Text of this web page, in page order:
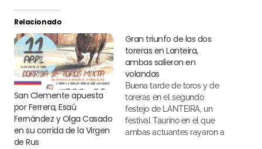
Relacionado
San Clemente apuesta
por Ferrera, Esaú
Fernández y Olga Casado
en su corrida de la Virgen
de Rus
Gran triunfo de las dos
toreras en Lanteira,
ambas salieron en
volandas
Buena tarde de toros y de
toreras en el segundo
festejo de LANTEIRA, un
festival Taurino en el que
ambas actuantes rayaron a